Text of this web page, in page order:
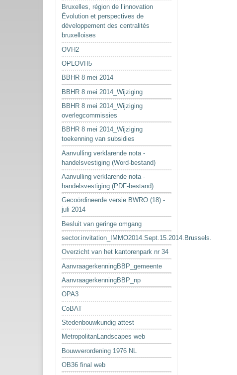
Bruxelles, région de l’innovation
Évolution et perspectives de
développement des centralités
bruxelloises
OVH2
OPLOVH5
BBHR 8 mei 2014
BBHR 8 mei 2014_Wijziging
BBHR 8 mei 2014_Wijziging
overlegcommissies
BBHR 8 mei 2014_Wijziging
toekenning van subsidies
Aanvulling verklarende nota -
handelsvestiging (Word-bestand)
Aanvulling verklarende nota -
handelsvestiging (PDF-bestand)
Gecoördineerde versie BWRO (18) -
juli 2014
Besluit van geringe omgang
sector.invitation_IMMO2014.Sept.15.2014.Brussels.
Overzicht van het kantorenpark nr 34
AanvraagerkenningBBP_gemeente
AanvraagerkenningBBP_np
OPA3
CoBAT
Stedenbouwkundig attest
MetropolitanLandscapes web
Bouwverordening 1976 NL
OB36 final web